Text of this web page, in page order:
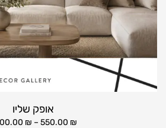
אופק שליו
550.00 ₪
–
₪